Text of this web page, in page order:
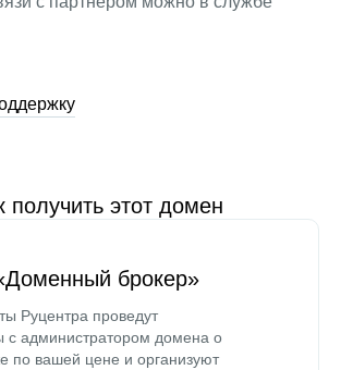
получить этот домен
брокер»
Руцентра проведут
с администратором домена о
по вашей цене и организуют